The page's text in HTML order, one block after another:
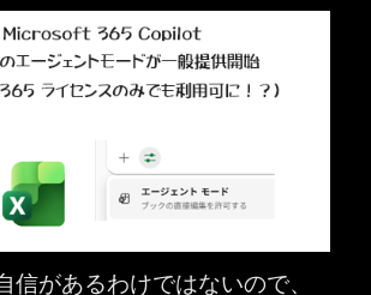
信があるわけではないので、